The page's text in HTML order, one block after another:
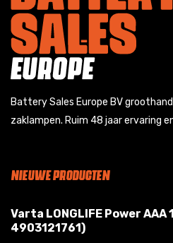
Battery Sales Europe BV
zaklampen. Ruim 48 jaar ervaring
NIEUWE PRODUCTEN
Varta LONGLIFE Power AAA
4903121761)